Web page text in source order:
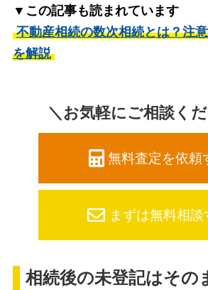
▼この記事も読まれています
不動産相続の数次相続とは？注
を解説
＼お気軽にご相談く
無料査定を依頼
まずは無料相談
相続後の未登記はその